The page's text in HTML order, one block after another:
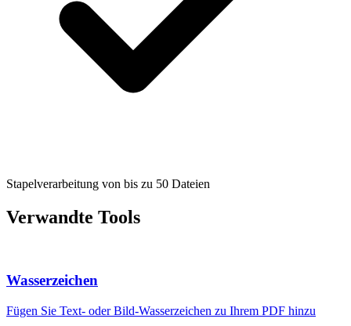
Stapelverarbeitung von bis zu 50 Dateien
Verwandte Tools
Wasserzeichen
Fügen Sie Text- oder Bild-Wasserzeichen zu Ihrem PDF hinzu